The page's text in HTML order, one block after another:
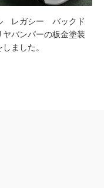
レガシー バックド
ヤバンパーの板金塗装
ました。